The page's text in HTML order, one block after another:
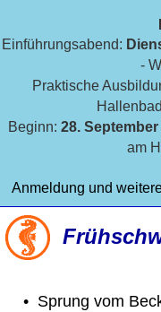
Einführungsabend:
-
Praktische
Beginn: 28.
am
Anmeldung und
• Sprung vom